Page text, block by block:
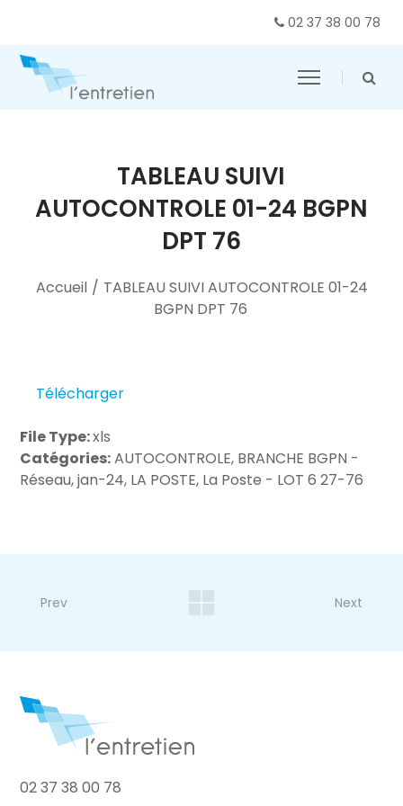
02 37 38 00 78
TABLEAU SUIVI
AUTOCONTROLE 01-24 BGPN
DPT 76
Accueil / TABLEAU SUIVI AUTOCONTROLE 01-24
BGPN DPT 76
Télécharger
File Type:xls
Catégories:AUTOCONTROLE, BRANCHE BGPN -
Réseau, jan-24, LA POSTE, La Poste - LOT 6 27-76
Prev Next
02 37 38 00 78